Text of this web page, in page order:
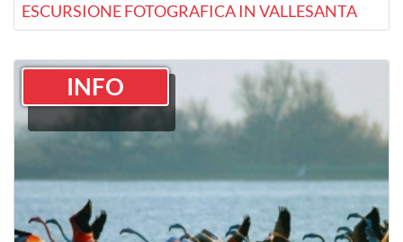
ESCURSIONE FOTOGRAFICA IN VALLESANTA
INFO